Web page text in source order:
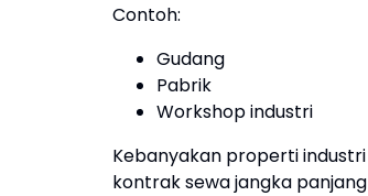
Contoh:
Gudang
Pabrik
Workshop industri
Kebanyakan properti
kontrak sewa jangka